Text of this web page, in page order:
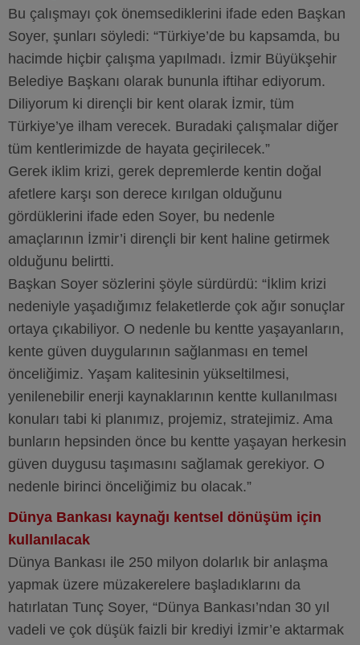
Bu çalışmayı çok önemsediklerini ifade eden Başkan
Soyer, şunları söyledi: “Türkiye’de bu kapsamda, bu
hacimde hiçbir çalışma yapılmadı. İzmir Büyükşehir
Belediye Başkanı olarak bununla iftihar ediyorum.
Diliyorum ki dirençli bir kent olarak İzmir, tüm
Türkiye’ye ilham verecek. Buradaki çalışmalar diğer
tüm kentlerimizde de hayata geçirilecek.”
Gerek iklim krizi, gerek depremlerde kentin doğal
afetlere karşı son derece kırılgan olduğunu
gördüklerini ifade eden Soyer, bu nedenle
amaçlarının İzmir’i dirençli bir kent haline getirmek
olduğunu belirtti.
Başkan Soyer sözlerini şöyle sürdürdü: “İklim krizi
nedeniyle yaşadığımız felaketlerde çok ağır sonuçlar
ortaya çıkabiliyor. O nedenle bu kentte yaşayanların,
kente güven duygularının sağlanması en temel
önceliğimiz. Yaşam kalitesinin yükseltilmesi,
yenilenebilir enerji kaynaklarının kentte kullanılması
konuları tabi ki planımız, projemiz, stratejimiz. Ama
bunların hepsinden önce bu kentte yaşayan herkesin
güven duygusu taşımasını sağlamak gerekiyor. O
nedenle birinci önceliğimiz bu olacak.”
Dünya Bankası kaynağı kentsel dönüşüm için
kullanılacak
Dünya Bankası ile 250 milyon dolarlık bir anlaşma
yapmak üzere müzakerelere başladıklarını da
hatırlatan Tunç Soyer, “Dünya Bankası’ndan 30 yıl
vadeli ve çok düşük faizli bir krediyi İzmir’e aktarmak